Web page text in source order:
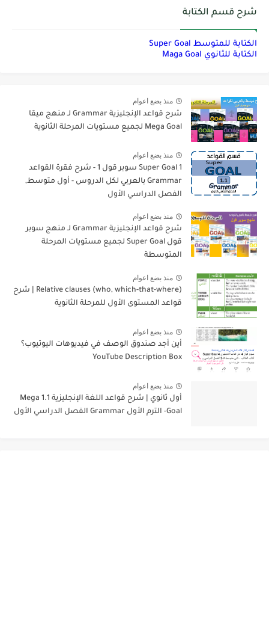
شرح قسم الكتابة
الكتابة للمتوسط Super Goal
الكتابة للثانوي Maga Goal
منذ بضع اعوام
شرح قواعد الإنجليزية Grammar لـ منهج ميقا
Mega Goal لجميع مستويات المرحلة الثانوية
منذ بضع اعوام
Super Goal 1 سوبر قول 1 - شرح فقرة القواعد
Grammar بالعربي لكل الدروس - أول متوسط,
الفصل الدراسي الأول
منذ بضع اعوام
شرح قواعد الإنجليزية Grammar لـ منهج سوبر
قول Super Goal لجميع مستويات المرحلة
المتوسطة
منذ بضع اعوام
Relative clauses (who, which-that-where) | شرح
قواعد المستوى الأول للمرحلة الثانوية
منذ بضع اعوام
أين أجد صندوق الوصف في فيديوهات اليوتيوب؟
YouTube Description Box
منذ بضع اعوام
أول ثانوي | شرح قواعد اللغة الإنجليزية 1.1 Mega
Goal- الترم الأول Grammar الفصل الدراسي الأول